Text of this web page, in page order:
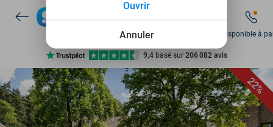
Disponible 7 jours par semaine
+ de 10 millions de membres
9,4 basé sur 206 082 avis
Découvrez + de 15.000 deals
Disponible 7 jours par semaine
+ de 10 millions de membres
Sam disponible à
22%
Annuler
Ouvrir